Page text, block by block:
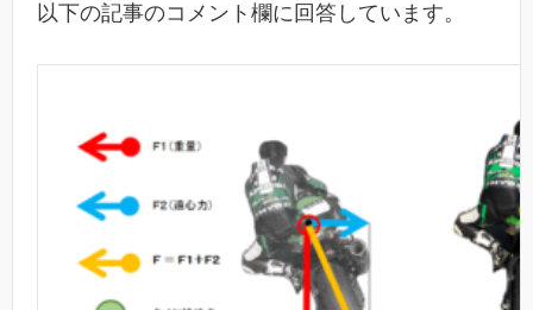
以下の記事のコメント欄に回答しています。